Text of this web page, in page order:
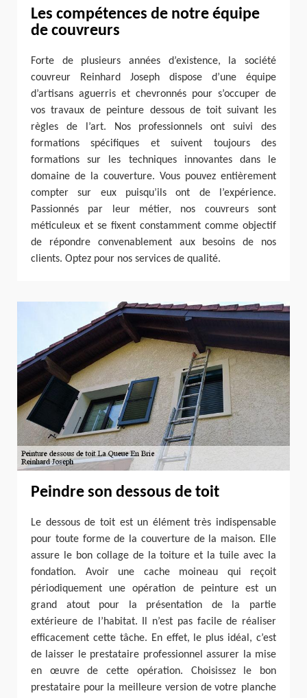
Les compétences de notre équipe
de couvreurs
Forte de plusieurs années d’existence, la société
couvreur Reinhard Joseph dispose d’une équipe
d’artisans aguerris et chevronnés pour s’occuper de
vos travaux de peinture dessous de toit suivant les
règles de l’art. Nos professionnels ont suivi des
formations spécifiques et suivent toujours des
formations sur les techniques innovantes dans le
domaine de la couverture. Vous pouvez entièrement
compter sur eux puisqu’ils ont de l’expérience.
Passionnés par leur métier, nos couvreurs sont
méticuleux et se fixent constamment comme objectif
de répondre convenablement aux besoins de nos
clients. Optez pour nos services de qualité.
Peindre son dessous de toit
Le dessous de toit est un élément très indispensable
pour toute forme de la couverture de la maison. Elle
assure le bon collage de la toiture et la tuile avec la
fondation. Avoir une cache moineau qui reçoit
périodiquement une opération de peinture est un
grand atout pour la présentation de la partie
extérieure de l’habitat. Il n’est pas facile de réaliser
efficacement cette tâche. En effet, le plus idéal, c’est
de laisser le prestataire professionnel assurer la mise
en œuvre de cette opération. Choisissez le bon
prestataire pour la meilleure version de votre planche